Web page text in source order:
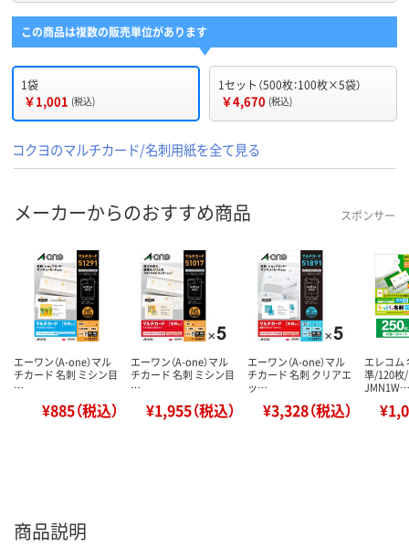
この商品は複数の販売単位があります
1袋
￥1,001 (税込)
1セット（500枚：100枚×5袋）
￥4,670 (税込)
コクヨのマルチカード/名刺用紙を全て見る
メーカーからのおすすめ商品 スポンサー
エーワン（A-one）マル
チカード 名刺 ミシン目
…
¥885（税込）
エーワン（A-one）マル
チカード 名刺 ミシン目
…
¥1,955（税込）
エーワン（A-one）マル
チカード 名刺 クリアエ
ッ…
¥3,328（税込）
エレコム
準/120枚
JMN1W…
商品説明